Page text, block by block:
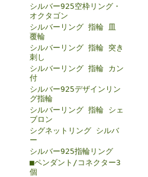
シルバー925空枠リング・
オクタゴン
シルバーリング 指輪 皿
覆輪
シルバーリング 指輪 突き
刺し
シルバーリング 指輪 カン
付
シルバー925デザインリン
グ指輪
シルバーリング 指輪 シェ
ブロン
シグネットリング シルバ
ー
シルバー925指輪リング
■ペンダント/コネクター3
個